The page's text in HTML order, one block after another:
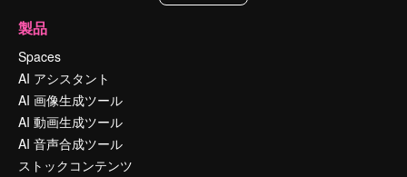
製品
Spaces
AI アシスタント
AI 画像生成ツール
AI 動画生成ツール
AI 音声合成ツール
ストックコンテンツ